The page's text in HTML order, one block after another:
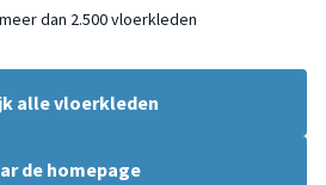
dan 2.500 vloerkleden
alle vloerkleden
de homepage